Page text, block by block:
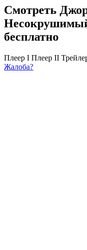
Смотреть
бесплатно
Плеер I Плеер II
Жалоба?